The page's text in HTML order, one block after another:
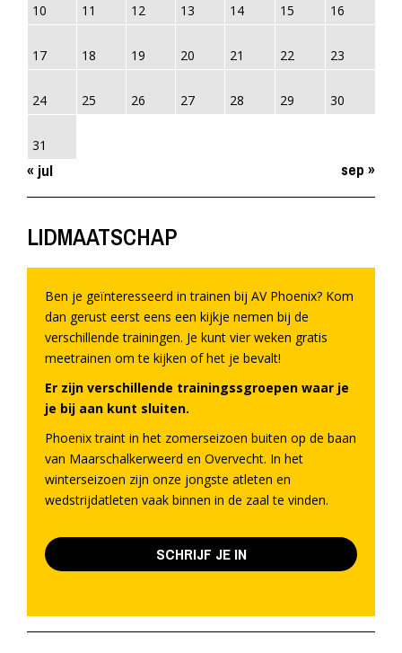
10 11 12 13 14 15 16
17 18 19 20 21 22 23
24 25 26 27 28 29 30
31
« jul sep »
LIDMAATSCHAP
Ben je geïnteresseerd in trainen bij AV Phoenix? Kom
dan gerust eerst eens een kijkje nemen bij de
verschillende trainingen. Je kunt vier weken gratis
meetrainen om te kijken of het je bevalt!
Er zijn verschillende trainingssgroepen waar je
je bij aan kunt sluiten.
Phoenix traint in het zomerseizoen buiten op de baan
van Maarschalkerweerd en Overvecht. In het
winterseizoen zijn onze jongste atleten en
wedstrijdatleten vaak binnen in de zaal te vinden.
SCHRIJF JE IN